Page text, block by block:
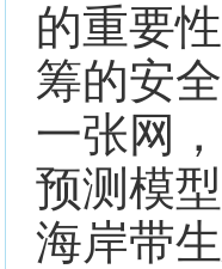
的重要
筹的安
一张网
预测模
海岸带